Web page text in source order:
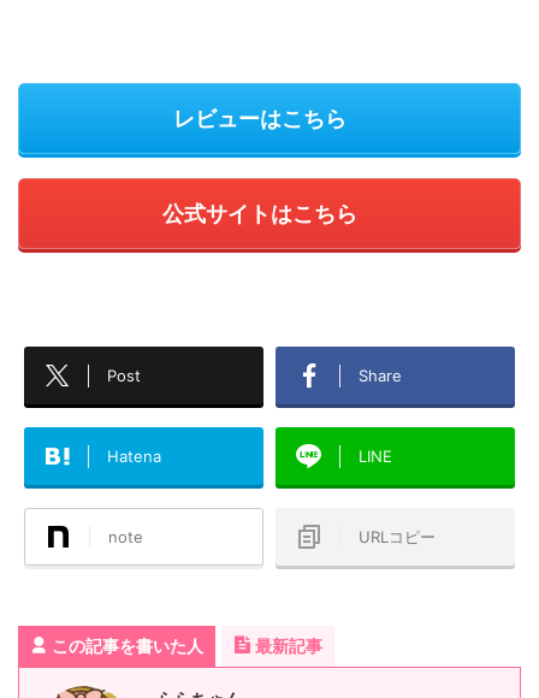
レビューはこちら
公式サイトはこちら
Post Share
Hatena LINE
note URLコピー
この記事を書いた人 最新記事